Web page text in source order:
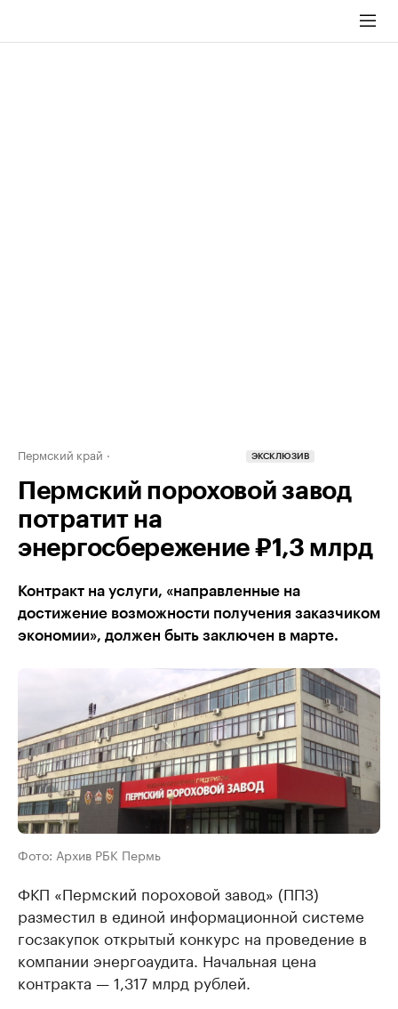
Пермский край ЭКСКЛЮЗИВ
Пермский пороховой завод
потратит на
энергосбережение ₽1,3 млрд
Контракт на услуги, «направленные на
достижение возможности получения заказчиком
экономии», должен быть заключен в марте.
Фото: Архив РБК Пермь
ФКП «Пермский пороховой завод» (ППЗ)
разместил в единой информационной системе
госзакупок открытый конкурс на проведение в
компании энергоаудита. Начальная цена
контракта — 1,317 млрд рублей.